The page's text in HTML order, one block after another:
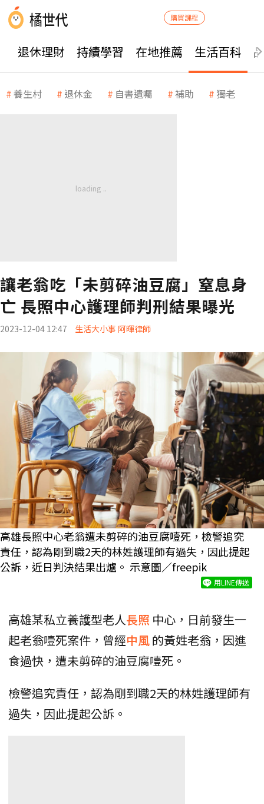
購買課程
退休理財 持續學習 在地推薦 生活百科
養生村 退休金 自書遺囑 補助 獨老
讓老翁吃「未剪碎油豆腐」窒息身
亡 長照中心護理師判刑結果曝光
2023-12-04 12:47 生活大小事 阿暉律師
高雄長照中心老翁遭未剪碎的油豆腐噎死，檢警追究
責任，認為剛到職2天的林姓護理師有過失，因此提起
公訴，近日判決結果出爐。 示意圖／freepik
用LINE傳送
高雄某私立養護型老人長照 中心，日前發生一
起老翁噎死案件，曾經中風的黃姓老翁，因進
食過快，遭未剪碎的油豆腐噎死。
檢警追究責任，認為剛到職2天的林姓護理師有
過失，因此提起公訴。